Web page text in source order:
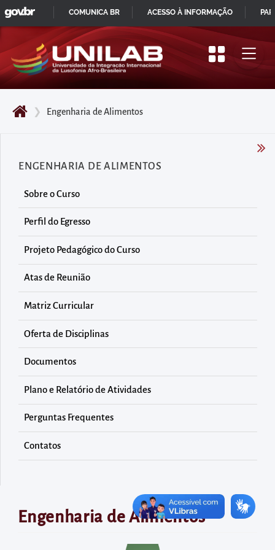
Pular
para
início
do
principal
Acessar
menu
principal
Acessar
diretamente
à
área
para
realizar
buscas
diretamente
as
❯ Engenharia de Alimentos
Engenharia de Alimentos
ENGENHARIA DE ALIMENTOS
Sobre o Curso
Perfil do Egresso
Projeto Pedagógico do Curso
Atas de Reunião
Matriz Curricular
Oferta de Disciplinas
Documentos
Plano e Relatório de Atividades
Perguntas Frequentes
Contatos
IR
PARA
CONTEÚDO
GOVBR
COMUNICA BR ACESSO À INFORMAÇÃO